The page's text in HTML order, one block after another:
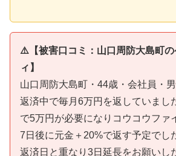
⚠️【被害口コミ：山口周防大島町
ィ】
山口周防大島町・44歳・会社員・
返済中で毎月6万円を返していまし
で5万円が必要になりコウコウファ
7日後に元金＋20%で返す予定でし
返済日と重なり3日延長をお願いし